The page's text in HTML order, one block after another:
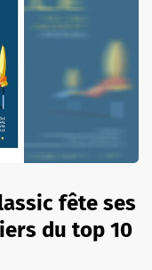
fête ses
du top 10